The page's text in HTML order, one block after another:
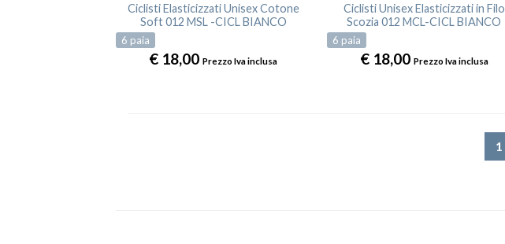
Ciclisti Elasticizzati Unisex Cotone
Soft 012 MSL -CICL BIANCO
6 paia
€ 18,00 Prezzo Iva inclusa
Ciclisti Unisex Elasticizzati in Filo
Scozia 012 MCL-CICL BIANCO
6 paia
€18,00 Prezzo Iva inclusa
1